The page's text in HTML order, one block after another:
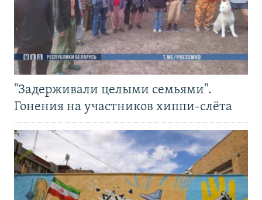
"Задерживали целыми семьями".
Гонения на участников хиппи-слёта